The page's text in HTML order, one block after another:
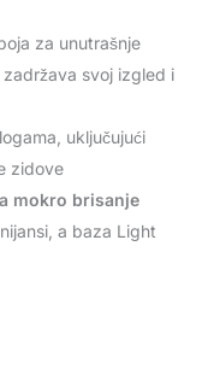
za unutrašnje
svoj izgled i
uključujući
zidove
mokro brisanje
a baza Light